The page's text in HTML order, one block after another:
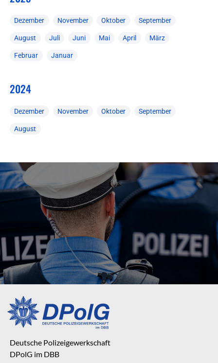
Dezember November Oktober September
August Juli Juni Mai April März
Februar Januar
2024
Dezember November Oktober September
August
Deutsche Polizeigewerkschaft
DPolG im DBB